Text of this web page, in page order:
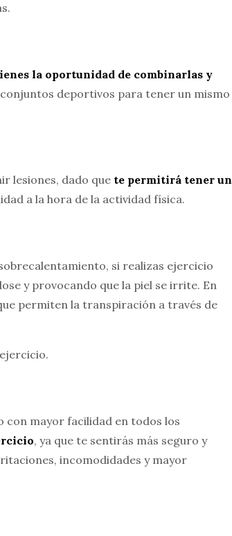
la oportunidad de combinarlas y
deportivos para tener un mismo
lesiones, dado que te permitirá tener un
a la hora de la actividad física.
si realizas ejercicio
y provocando que la piel se irrite. En
permiten la transpiración a través de
con mayor facilidad en todos los
, ya que te sentirás más seguro y
incomodidades y mayor